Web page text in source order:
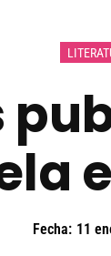
Fecha: 11